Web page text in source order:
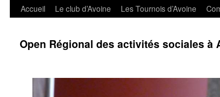
Accueil Le club d’Avoine Les Tournois d’Avoine
Open Régional des activités sociales à